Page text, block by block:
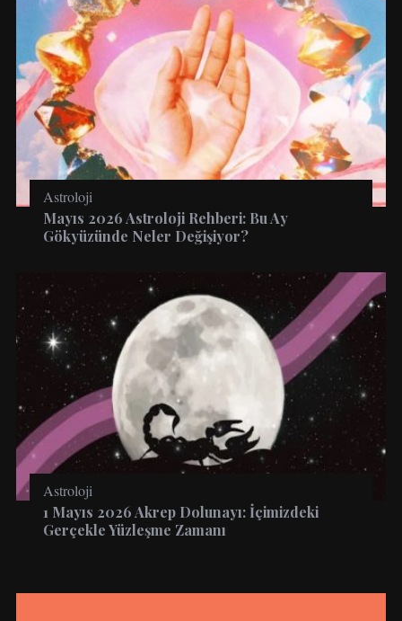
Astroloji
Mayıs 2026 Astroloji Rehberi: Bu Ay
Gökyüzünde Neler Değişiyor?
Astroloji
1 Mayıs 2026 Akrep Dolunayı: İçimizdeki
Gerçekle Yüzleşme Zamanı